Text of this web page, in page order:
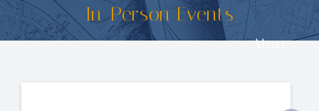
In-Person Events
More